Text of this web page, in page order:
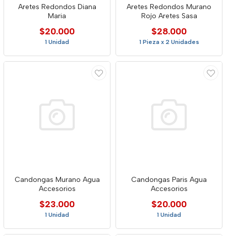
Aretes Redondos Diana
Maria
$20.000
1 Unidad
Aretes Redondos Murano
Rojo Aretes Sasa
$28.000
1 Pieza x 2 Unidades
Candongas Murano Agua
Accesorios
$23.000
1 Unidad
Candongas Paris Agua
Accesorios
$20.000
1 Unidad